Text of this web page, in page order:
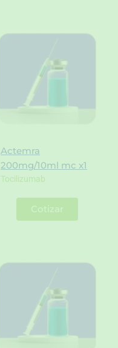
Actemra
200mg/10ml mc x1
Tocilizumab
Cotizar